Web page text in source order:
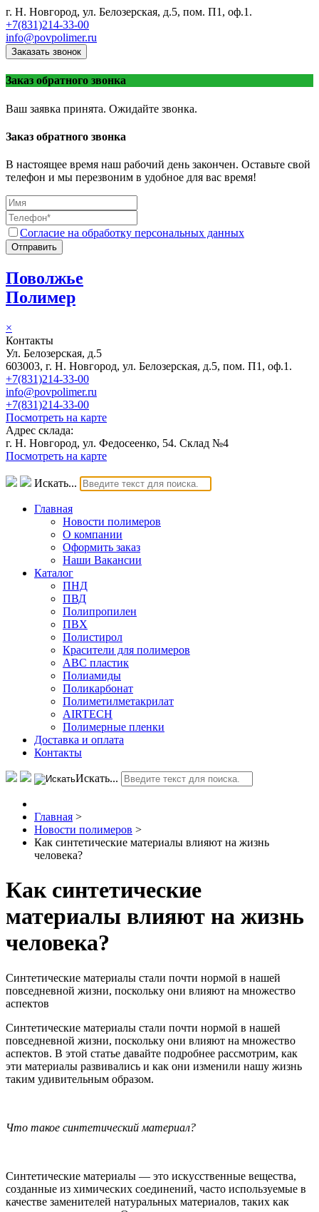
г. Н. Новгород, ул. Белозерская, д.5, пом. П1, оф.1.
+7(831)214-33-00
info@povpolimer.ru
Заказать звонок
Заказ обратного звонка
Ваш заявка принята. Ожидайте звонка.
Заказ обратного звонка
В настоящее время наш рабочий день закончен. Оставьте свой
телефон и мы перезвоним в удобное для вас время!
Согласие на обработку персональных данных
Отправить
Поволжье
Полимер
×
Контакты
Ул. Белозерская, д.5
603003, г. Н. Новгород, ул. Белозерская, д.5, пом. П1, оф.1.
+7(831)214-33-00
info@povpolimer.ru
+7(831)214-33-00
Посмотреть на карте
Адрес склада:
г. Н. Новгород, ул. Федосеенко, 54. Склад №4
Посмотреть на карте
Искать...
Главная
Новости полимеров
О компании
Оформить заказ
Наши Вакансии
Каталог
ПНД
ПВД
Полипропилен
ПВХ
Полистирол
Красители для полимеров
АВС пластик
Полиамиды
Поликарбонат
Полиметилметакрилат
AIRTECH
Полимерные пленки
Доставка и оплата
Контакты
Искать...
Главная >
Новости полимеров >
Как синтетические материалы влияют на жизнь
человека?
Как синтетические
материалы влияют на жизнь
человека?
Синтетические материалы стали почти нормой в нашей
повседневной жизни, поскольку они влияют на множество
аспектов
Синтетические материалы стали почти нормой в нашей
повседневной жизни, поскольку они влияют на множество
аспектов. В этой статье давайте подробнее рассмотрим, как
эти материалы развивались и как они изменили нашу жизнь
таким удивительным образом.
Что такое синтетический материал?
Синтетические материалы — это искусственные вещества,
созданные из химических соединений, часто используемые в
качестве заменителей натуральных материалов, таких как